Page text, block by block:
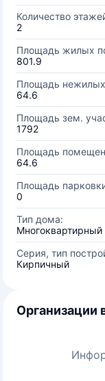
Количество
2
Площадь жилых
801.9
Площадь
64.6
Площадь зем.
1792
Площадь
64.6
Площадь
0
Тип дома:
Серия, тип
Кирпичный
Организации